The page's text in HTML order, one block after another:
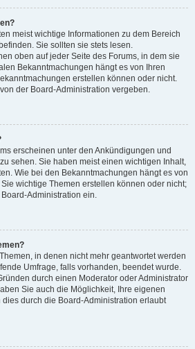
meist wichtige Informationen zu dem Bereich
Sie sollten sie stets lesen.
oben auf jeder Seite des Forums, in dem sie
Bekanntmachungen hängt es von Ihren
erstellen können oder nicht.
der Board-Administration vergeben.
erscheinen unter den Ankündigungen und
sehen. Sie haben meist einen wichtigen Inhalt,
Wie bei den Bekanntmachungen hängt es von
wichtige Themen erstellen können oder nicht;
Administration ein.
in denen nicht mehr geantwortet werden
Umfrage, falls vorhanden, beendet wurde.
durch einen Moderator oder Administrator
Sie auch die Möglichkeit, Ihre eigenen
durch die Board-Administration erlaubt